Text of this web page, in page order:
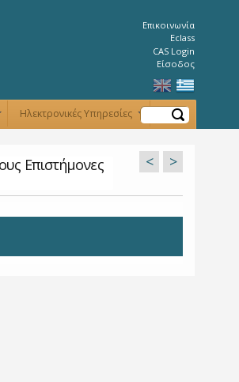
Επικοινωνία
Eclass
CAS Login
Είσοδος
+
Ηλεκτρονικές Υπηρεσίες Αναζήτηση
Επιστήμονες
< >